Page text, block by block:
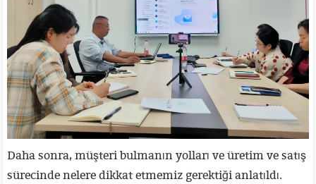
Daha sonra, müşteri bulmanın yolları ve üretim ve satış
sürecinde nelere dikkat etmemiz gerektiği anlatıldı.